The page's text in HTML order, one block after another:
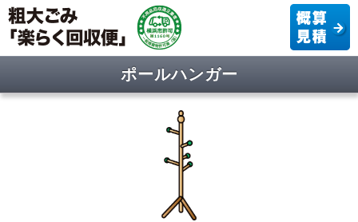
ポールハンガー